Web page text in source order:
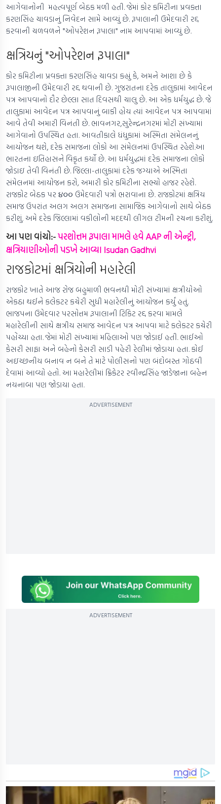
આગેવાનોની મહત્વપૂર્ણ બેઠક મળી હતી. જેમાં કોર કમિટીના પ્રવક્તા
કરણસિંહ ચાવડાનું નિવેદન સામે આવ્યું છે. રૂપાલાની ઉમેદવારી રદ્દ
કરવાની ચળવળને "ઓપરેશન રૂપાલા" નામ આપવામાં આવ્યું છે.
ક્ષત્રિયનું "ઓપરેશન રૂપાલા"
કોર કમિટીના પ્રવક્તા કરણસિંહ ચાવડા કહ્યું કે, અમને આશા છે કે
રૂપાલાજીની ઉમેદવારી રદ્દ થવાની છે. ગુજરાતના દરેક તાલુકામાં આવેદન
પત્ર આપવાનો દૌર છેલ્લા સાત દિવસથી ચાલુ છે. આ એક ધર્મયુદ્ધ છે. જે
તાલુકામાં આવેદન પત્ર આપવાનું બાકી હોય ત્યાં આવેદન પત્ર આપવામાં
આવે તેવી અમારી વિનંતી છે. ભાવનગર,સુરેન્દ્રનગરમાં મોટી સંખ્યામાં
આગેવાનો ઉપસ્થિત હતા. આવતીકાલે ધંધુકામાં અસ્મિતા સંમેલનનું
આયોજન થશે, દરેક સમાજના લોકો આ સંમેલનમાં ઉપસ્થિત રહેશે.આ
ભારતના ઇતિહાસને વિકૃત કર્યો છે. આ ધર્મયુદ્ધમાં દરેક સમાજના લોકો
જોડાઇ તેવી વિનંતી છે. જિલ્લા-તાલુકામાં દરેક જગ્યાએ અસ્મિતા
સંમેલનમાં આયોજન કરો, અમારી કોર કમિટીના સભ્યો હાજર રહેશે.
રાજકોટ બેઠક પર ૪૦૦ ઉમેદવારી પત્રો ભરાવાના છે. રાજકોટમાં ક્ષત્રિય
સમાજ ઉપરાંત અલગ અલગ સમાજના સામાજિક આગેવાનો સાથે બેઠક
કરીશું. અમે દરેક જિલ્લામાં વકીલોની મદદથી લીગલ ટીમની રચના કરીશું.
આ પણ વાંચો:-પરશોત્તમ રૂપાલા મામલે હવે AAP ની એન્ટ્રી,
ક્ષત્રિયાણીઓની પડખે આવ્યા Isudan Gadhvi
રાજકોટમાં ક્ષત્રિયોની મહારેલી
રાજકોટ ખાતે આજ રોજ બહુમાળી ભવનથી મોટી સંખ્યામાં ક્ષત્રીયોઓ
એકઠા થઈને કલેકટર કચેરી સુધી મહારેલીનું આયોજન કર્યું હતું.
ભાજપના ઉમેદવાર પરસોત્તમ રૂપાલાની ટિકિટ રદ્દ કરવા મામલે
મહારેલીની સાથે ક્ષત્રીય સમાજ આવેદન પત્ર આપવા માટે કલેકટર કચેરી
પહોંચ્યા હતા. જેમાં મોટી સંખ્યામાં મહિલાઓ પણ જોડાઈ હતી. ભાઈઓ
કેસરી સાફા અને બહેનો કેસરી સાડી પહેરી રેલીમાં જોડાયા હતા. કોઈ
અઇચ્છનીય બનાવ ન બને તે માટે પોલીસનો પણ બંદોબસ્ત ગોઠવી
દેવામાં આવ્યો હતો. આ મહારેલીમાં ક્રિકેટર રવીન્દ્રસિંહ જાડેજાના બહેન
નયનાબા પણ જોડાયા હતા.
ADVERTISEMENT
ADVERTISEMENT